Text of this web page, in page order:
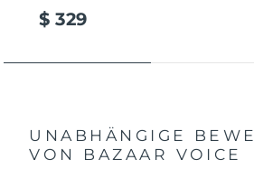
$ 329
UNABHÄNGIGE
VON BAZAAR VOICE